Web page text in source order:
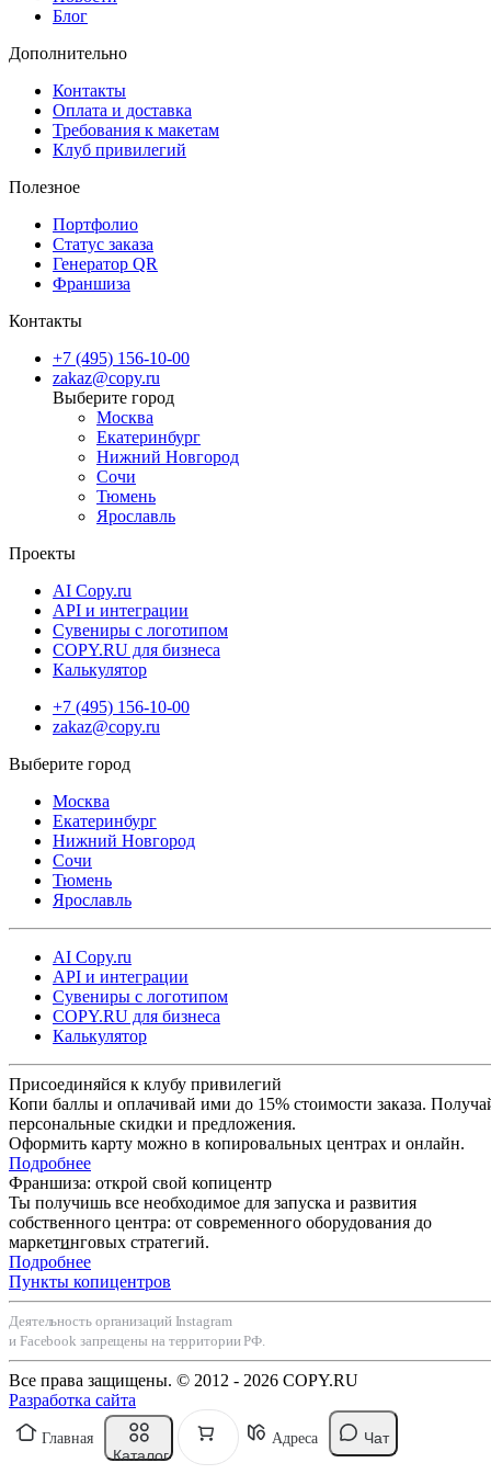
Блог
Дополнительно
Контакты
Оплата и доставка
Требования к макетам
Клуб привилегий
Полезное
Портфолио
Статус заказа
Генератор QR
Франшиза
Контакты
+7 (495) 156-10-00
zakaz@copy.ru
Москва
Екатеринбург
Нижний Новгород
Сочи
Тюмень
Ярославль
Проекты
AI Copy.ru
API и интеграции
Сувениры с логотипом
COPY.RU для бизнеса
Калькулятор
+7 (495) 156-10-00
zakaz@copy.ru
Москва
Екатеринбург
Нижний Новгород
Сочи
Тюмень
Ярославль
AI Copy.ru
API и интеграции
Сувениры с логотипом
COPY.RU для бизнеса
Калькулятор
Присоединяйся к клубу привилегий
Копи баллы и оплачивай ими до 15% стоимости заказа.
персональные скидки и предложения.
Оформить карту можно в копировальных центрах и онлайн.
Подробнее
Франшиза: открой свой копицентр
Ты получишь все необходимое для запуска и развития
собственного центра: от современного оборудования до
маркетинговых стратегий.
Подробнее
Пункты копицентров
Деятельность организаций Instagram
и Facebook запрещены на территории РФ.
Все права защищены. © 2012 - 2026 COPY.RU
Разработка сайта
Главная
Каталог
Адреса Чат